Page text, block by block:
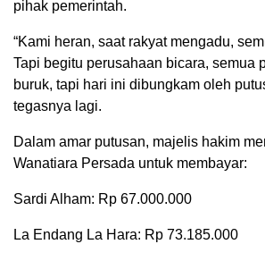
pihak pemerintah.
“Kami heran, saat rakyat mengadu,
Tapi begitu perusahaan bicara, semua
buruk, tapi hari ini dibungkam oleh
tegasnya lagi.
Dalam amar putusan, majelis hakim
Wanatiara Persada untuk membayar:
Sardi Alham: Rp 67.000.000
La Endang La Hara: Rp 73.185.000